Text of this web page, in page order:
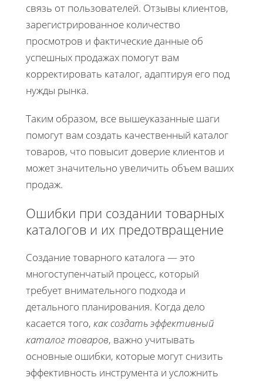
связь от пользователей. Отзывы клиентов,
зарегистрированное количество
просмотров и фактические данные об
успешных продажах помогут вам
корректировать каталог, адаптируя его под
нужды рынка.
Таким образом, все вышеуказанные шаги
помогут вам создать качественный каталог
товаров, что повысит доверие клиентов и
может значительно увеличить объем ваших
продаж.
Ошибки при создании товарных
каталогов и их предотвращение
Создание товарного каталога — это
многоступенчатый процесс, который
требует внимательного подхода и
детального планирования. Когда дело
касается того, как создать эффективный
каталог товаров, важно учитывать
основные ошибки, которые могут снизить
эффективность инструмента и усложнить